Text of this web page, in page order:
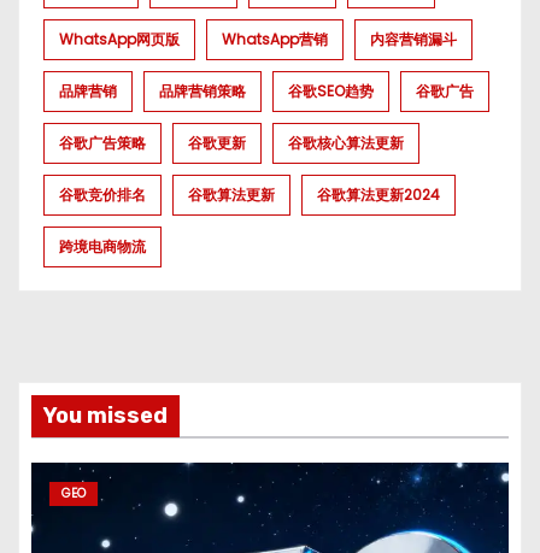
WhatsApp网页版 WhatsApp营销 内容营销漏斗
品牌营销 品牌营销策略 谷歌SEO趋势 谷歌广告
谷歌广告策略 谷歌更新 谷歌核心算法更新
谷歌竞价排名 谷歌算法更新 谷歌算法更新2024
跨境电商物流
You missed
GEO